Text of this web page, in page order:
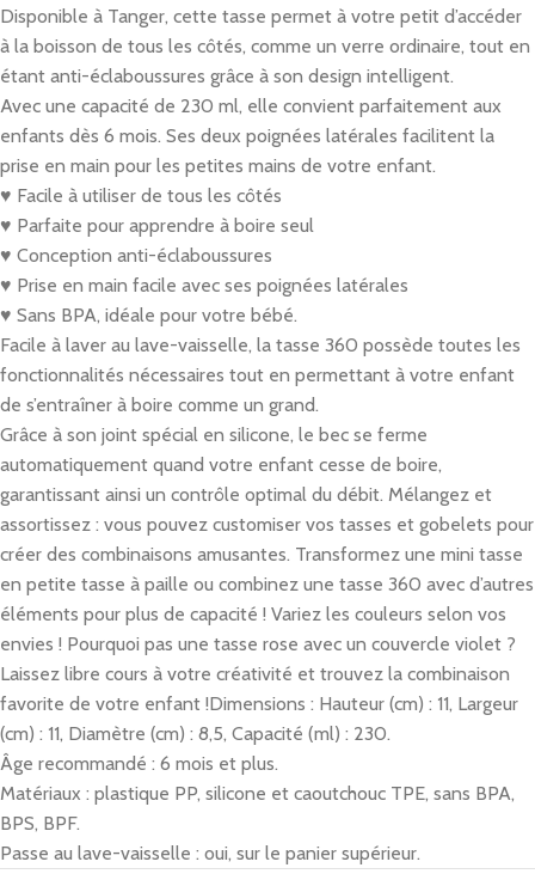
Disponible à Tanger, cette tasse permet à votre petit d’accéder
à la boisson de tous les côtés, comme un verre ordinaire, tout en
étant anti-éclaboussures grâce à son design intelligent.
Avec une capacité de 230 ml, elle convient parfaitement aux
enfants dès 6 mois. Ses deux poignées latérales facilitent la
prise en main pour les petites mains de votre enfant.
♥︎ Facile à utiliser de tous les côtés
♥︎ Parfaite pour apprendre à boire seul
♥︎ Conception anti-éclaboussures
♥︎ Prise en main facile avec ses poignées latérales
♥︎ Sans BPA, idéale pour votre bébé.
Facile à laver au lave-vaisselle, la tasse 360 possède toutes les
fonctionnalités nécessaires tout en permettant à votre enfant
de s’entraîner à boire comme un grand.
Grâce à son joint spécial en silicone, le bec se ferme
automatiquement quand votre enfant cesse de boire,
garantissant ainsi un contrôle optimal du débit. Mélangez et
assortissez : vous pouvez customiser vos tasses et gobelets pour
créer des combinaisons amusantes. Transformez une mini tasse
en petite tasse à paille ou combinez une tasse 360 avec d’autres
éléments pour plus de capacité ! Variez les couleurs selon vos
envies ! Pourquoi pas une tasse rose avec un couvercle violet ?
Laissez libre cours à votre créativité et trouvez la combinaison
favorite de votre enfant !Dimensions : Hauteur (cm) : 11, Largeur
(cm) : 11, Diamètre (cm) : 8,5, Capacité (ml) : 230.
Âge recommandé : 6 mois et plus.
Matériaux : plastique PP, silicone et caoutchouc TPE, sans BPA,
BPS, BPF.
Passe au lave-vaisselle : oui, sur le panier supérieur.